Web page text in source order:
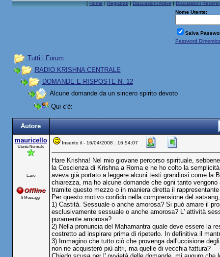
[Home|Registrati|Discussioni Attive|Discussioni Recenti
Nome Utente:
Salva
Password
Tutti i Forum
RADIO KRISHNA CENTRALE
DOMANDE E RISPOSTE N. 12
Alcune domande da un sincero spirito devoto
Qui c'è:
Autore
mauricello
Utente Normale
Lazio
8 Messaggi
Inserito il - 16/04/2008 : 16:54:07
Hare Krishna! Nel mio giovane percorso spirituale,
la Coscienza di Krishna a Roma e ne ho colto la
aveva già portato a leggere alcuni testi grandiosi come la
chiarezza, ma ho alcune domande che ogni tanto
tramite questo mezzo o in maniera diretta il
Per questo motivo confido nella comprensione del
1) Castità. Sessuale o anche amorosa? Si può amare il
esclusivamente sessuale o anche amorosa? L' attività
puramente amorosa?
2) Nella pronuncia del Mahamantra quale deve essere la
costretto ad inspirare prima di ripeterlo. In definitiva il
3) Immagino che tutto ciò che provenga dall'uccisione
non ne acquisterò più altri, ma quelle di vecchia fattura?